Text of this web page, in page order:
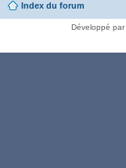
Index du forum
Développé par